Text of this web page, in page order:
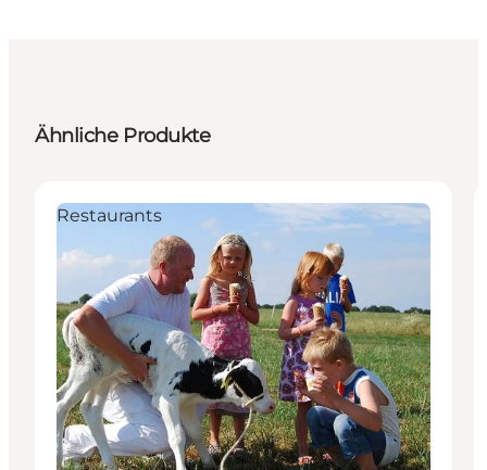
Ähnliche Produkte
Restaurants